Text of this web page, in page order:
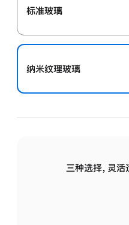
标准玻璃
纳米纹理玻璃
三种选择，灵活